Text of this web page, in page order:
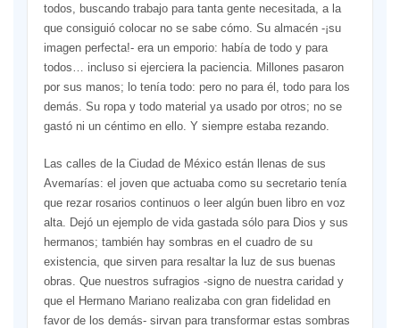
todos, buscando trabajo para tanta gente necesitada, a la
que consiguió colocar no se sabe cómo. Su almacén -¡su
imagen perfecta!- era un emporio: había de todo y para
todos… incluso si ejerciera la paciencia. Millones pasaron
por sus manos; lo tenía todo: pero no para él, todo para los
demás. Su ropa y todo material ya usado por otros; no se
gastó ni un céntimo en ello. Y siempre estaba rezando.
Las calles de la Ciudad de México están llenas de sus
Avemarías: el joven que actuaba como su secretario tenía
que rezar rosarios continuos o leer algún buen libro en voz
alta. Dejó un ejemplo de vida gastada sólo para Dios y sus
hermanos; también hay sombras en el cuadro de su
existencia, que sirven para resaltar la luz de sus buenas
obras. Que nuestros sufragios -signo de nuestra caridad y
que el Hermano Mariano realizaba con gran fidelidad en
favor de los demás- sirvan para transformar estas sombras